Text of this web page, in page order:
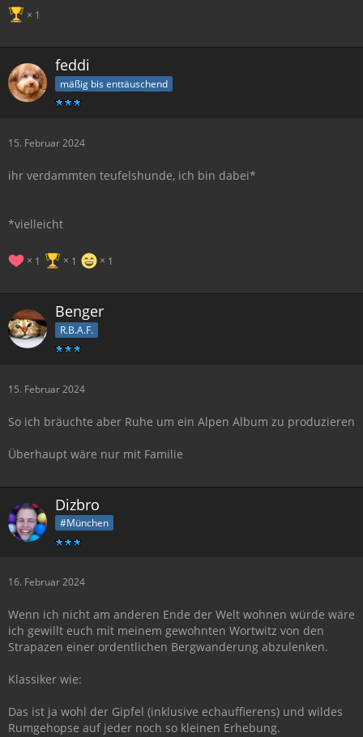
1
feddi
mäßig bis enttäuschend
15. Februar 2024
ihr verdammten teufelshunde, ich bin dabei*
*vielleicht
1 1 1
Benger
R.B.A.F.
15. Februar 2024
So ich bräuchte aber Ruhe um ein Alpen Album zu produzieren
Überhaupt wäre nur mit Familie
Dizbro
#München
16. Februar 2024
Wenn ich nicht am anderen Ende der Welt wohnen würde wäre
ich gewillt euch mit meinem gewohnten Wortwitz von den
Strapazen einer ordentlichen Bergwanderung abzulenken.
Klassiker wie:
Das ist ja wohl der Gipfel (inklusive echauffierens) und wildes
Rumgehopse auf jeder noch so kleinen Erhebung.